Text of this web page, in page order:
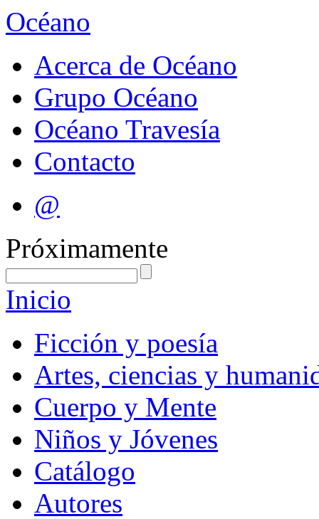
Océano
Acerca de Océano
Grupo Océano
Océano Travesía
Contacto
@
Próximamente
Inicio
Ficción y poesía
Artes, ciencias y
Cuerpo y Mente
Niños y Jóvenes
Catálogo
Autores